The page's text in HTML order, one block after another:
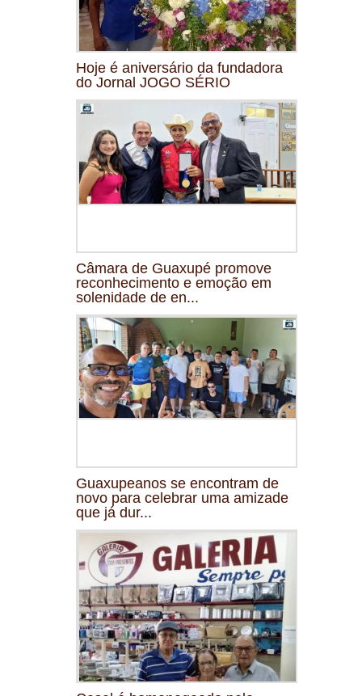
Hoje é aniversário da fundadora
do Jornal JOGO SÉRIO
Câmara de Guaxupé promove
reconhecimento e emoção em
solenidade de en...
Guaxupeanos se encontram de
novo para celebrar uma amizade
que já dur...